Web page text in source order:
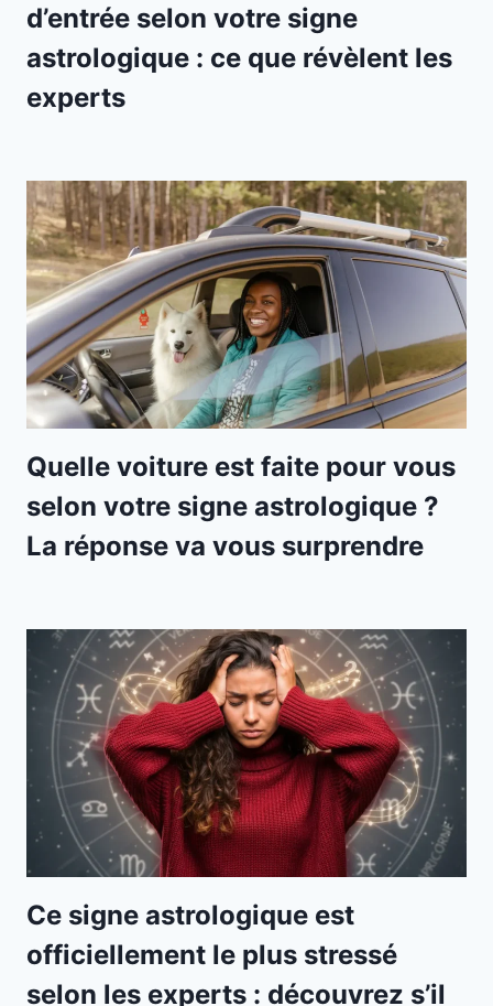
d’entrée selon votre signe
astrologique : ce que révèlent les
experts
Quelle voiture est faite pour vous
selon votre signe astrologique ?
La réponse va vous surprendre
Ce signe astrologique est
officiellement le plus stressé
selon les experts : découvrez s’il